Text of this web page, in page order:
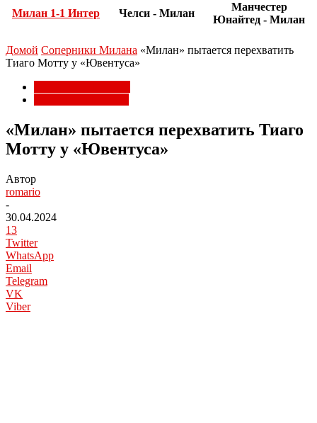
Милан 1-1 Интер Челси - Милан
Манчестер
Юнайтед - Милан
Домой Соперники Милана «Милан» пытается перехватить
Тиаго Мотту у «Ювентуса»
«Милан» пытается перехватить Тиаго
Мотту у «Ювентуса»
Автор
romario
-
30.04.2024
13
Twitter
WhatsApp
Email
Telegram
VK
Viber